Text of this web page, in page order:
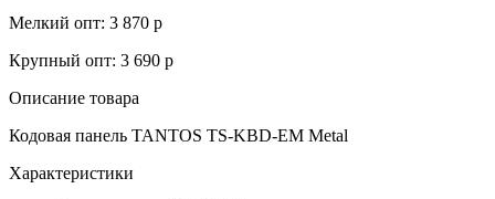
Мелкий опт: 3 870 р
Крупный опт: 3 690 р
Описание товара
Кодовая панель TANTOS TS-KBD-EM Metal
Характеристики